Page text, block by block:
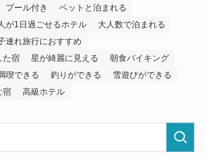
プール付き
ペットと泊まれる
が1日過ごせるホテル
大人数で泊まれる
連れ旅行におすすめ
た宿
星が綺麗に見える
朝食バイキング
喫できる 釣りができる
雪遊びができる
宿
高級ホテル